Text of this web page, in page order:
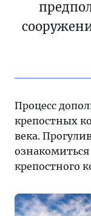
Процесс
крепостных
века.
крепостного